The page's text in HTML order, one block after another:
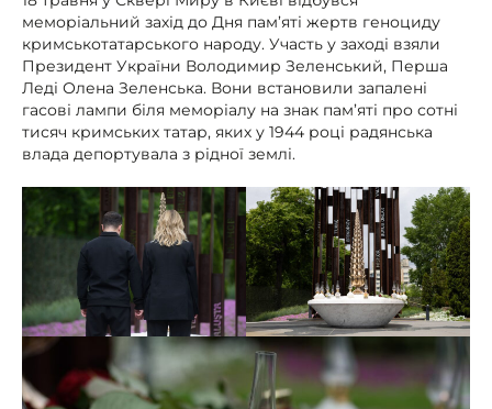
меморіальний захід до Дня пам’яті жертв геноциду
кримськотатарського народу. Участь у заході взяли
Президент України Володимир Зеленський, Перша
Леді Олена Зеленська. Вони встановили запалені
гасові лампи біля меморіалу на знак пам’яті про сотні
тисяч кримських татар, яких у 1944 році радянська
влада депортувала з рідної землі.